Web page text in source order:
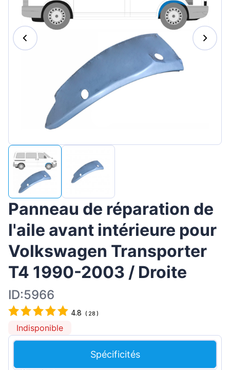
Lietuvių
Hrvatski
Slovenian
Latvian
Panneau de réparation de
l'aile avant intérieure pour
Volkswagen Transporter
T4 1990-2003 / Droite
ID:5966
4.8 ( 28 )
Indisponible
Spécificités